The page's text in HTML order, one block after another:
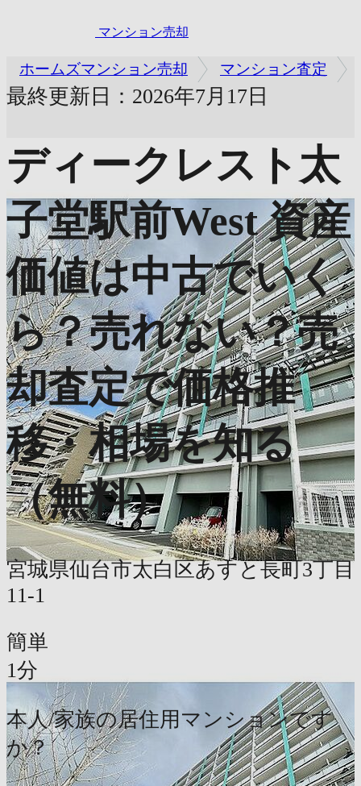
マンション売却
ホームズマンション売却 マンション査定
最終更新日：2026年7月17日
ディークレスト太
子堂駅前West 資産
価値は中古でいく
ら？売れない？売
却査定で価格推
移・相場を知る
（無料）
宮城県仙台市太白区あすと長町3丁目
11-1
簡単
1分
本人/家族の居住用マンションです
か？